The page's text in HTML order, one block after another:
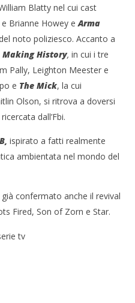
serie tv
Blatty nel cui cast
e Brianne Howey eArma
noto poliziesco. Accanto a
Making History, in cui i tre
Pally, Leighton Meester e
e The Mick, la cui
Olson, si ritrova a doversi
dall’Fbi.
ispirato a fatti realmente
ambientata nel mondo del
confermato anche il revival
Fired, Son of Zorn e Star.